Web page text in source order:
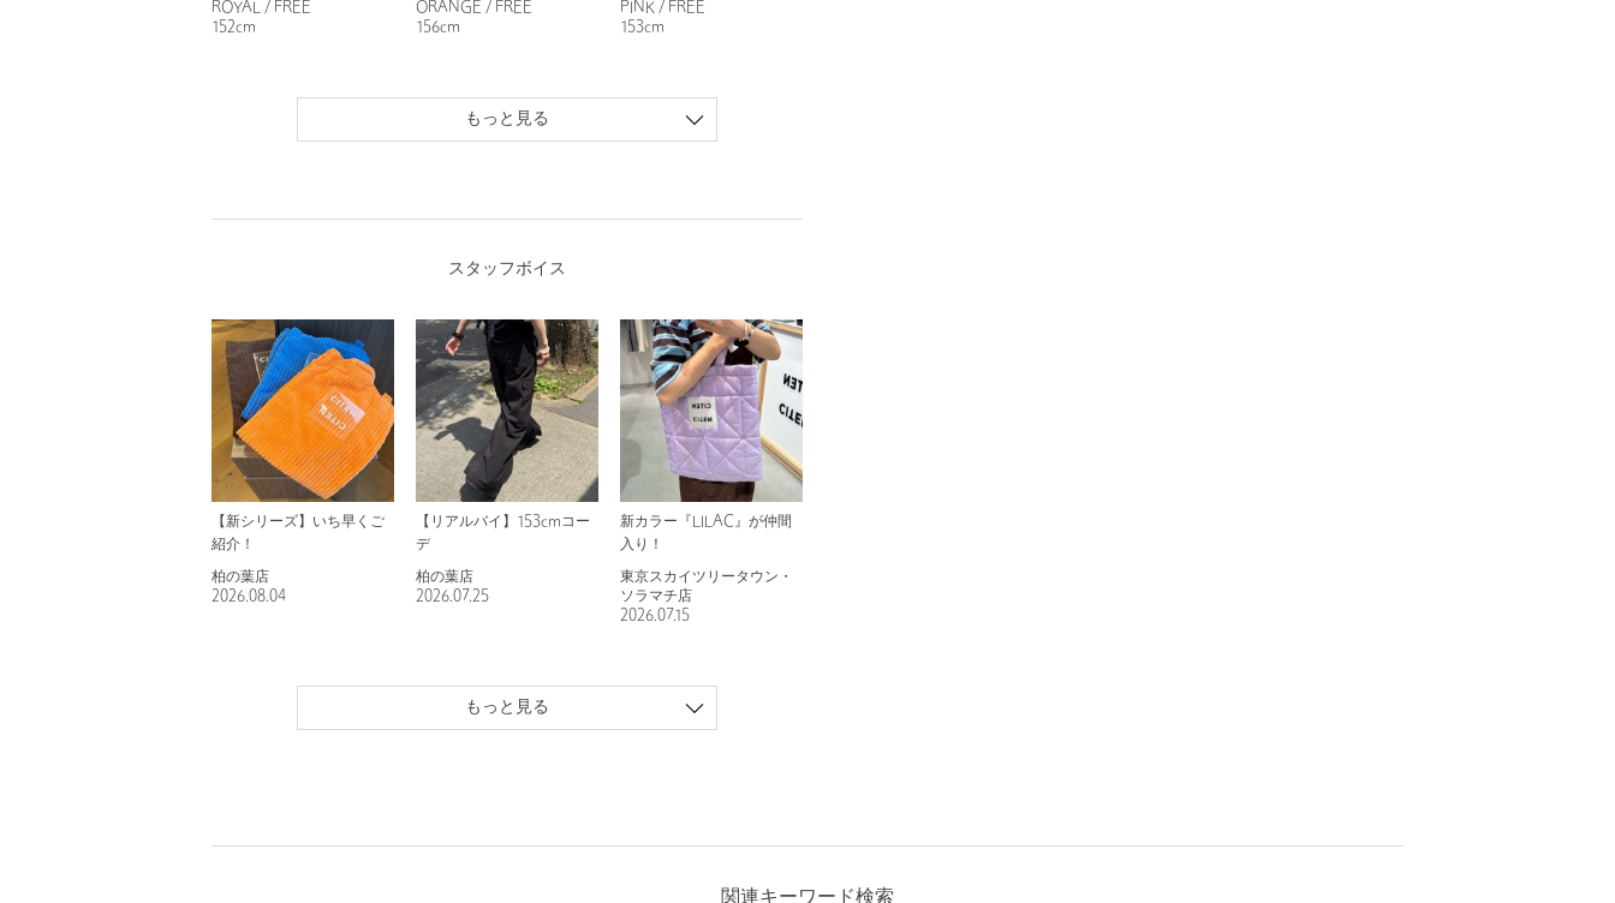
ROYAL / FREE
152cm
ORANGE / FREE
156cm
PINK / FREE
153cm
もっと見る
スタッフボイス
【新シリーズ】いち早くご
紹介！
柏の葉店
2026.08.04
【リアルバイ】153cmコー
デ
柏の葉店
2026.07.25
新カラー『LILAC』が仲間
入り！
東京スカイツリータウン・
ソラマチ店
2026.07.15
もっと見る
関連キーワード検索